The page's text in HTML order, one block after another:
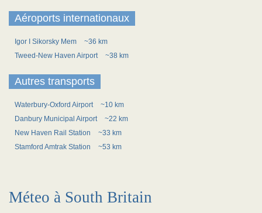
Aéroports internationaux
Igor I Sikorsky Mem
~36 km
Tweed-New Haven Airport
~38 km
Autres transports
Waterbury-Oxford Airport
~10 km
Danbury Municipal Airport
~22 km
New Haven Rail Station
~33 km
Stamford Amtrak Station
~53 km
Méteo à South Britain